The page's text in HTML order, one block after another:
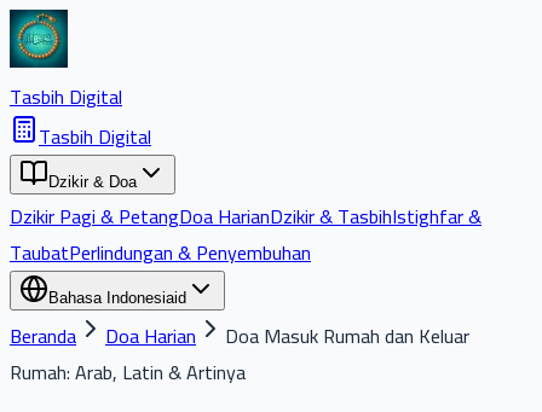
Tasbih Digital
Tasbih Digital
Dzikir & Doa
Dzikir Pagi & PetangDoa HarianDzikir & TasbihIstighfar &
TaubatPerlindungan & Penyembuhan
Bahasa Indonesiaid
Beranda Doa Harian
Doa Masuk Rumah dan Keluar
Rumah: Arab, Latin & Artinya